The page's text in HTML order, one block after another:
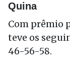
Quina
Com prêmio
teve os
46-56-58.